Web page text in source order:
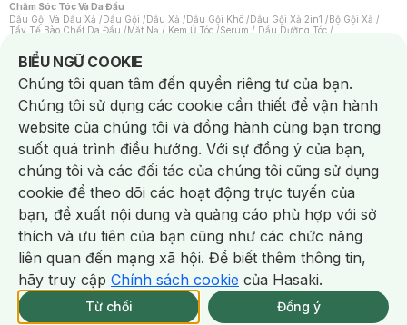
Giao Nhanh Miễn Phí 2H.
tại 337 Chi Nhánh (Trễ tặng 100K)
Chăm Sóc Tóc Và Da Đầu
Dầu Gội Và Dầu Xả /Dầu Gội /Dầu Xả /Dầu Gội Khô /Dầu Gội Xả 2in1 /Bộ Gội Xả /
Tẩy Tế Bào Chết Da Đầu /Mặt Nạ / Kem Ủ Tóc /Serum / Dầu Dưỡng Tóc /
Máy Sấy Tóc
Lược
Kem Tẩy Lông/Dụng Cụ Tẩy Lông
Nước Hoa
Nước Hoa Nam Nước Hoa Cao Cấp Xịt Thơm Toàn Thân
Nước Hoa Vùng Kín
Chăm Sóc Cá Nhân
Chống Muỗi
Khẩu Trang Máy Massage Mặt Nạ Xông Hơi/Nước Rửa Tay
Sản Phẩm Chăm Sóc Khác/ Bàn Chải Đánh Răng /Bàn Chải Điện/
Hỗ Trợ Trắng Răng / Kem Đánh Răng Máy Tăm Nước Nước Súc Miệng
Tăm / Chỉ Nha Khoa /Xịt Thơm Miệng / Dung Dịch Vệ Sinh/Dưỡng Vùng Kín/
Khăn Ướt Vệ Sinh Vùng Kín
/Băng Vệ Sinh Tampon Bọt Cạo Râu Dao Cạo Râu/
Máy Cạo Râu
Vấn Đề Về Da
Da Dầu / Lỗ Chân Lông To
Da Khô / Mất Nước /Da Lão Hóa / Da Mụn/
Da Nhạy Cảm / Kích Ứng/Da Xỉn Màu/Thâm / Nám / Tàn Nhang/
Quầng Thâm & Bọng Mắt/ Sẹo
Viêm Da Cơ Địa
Dụng Cụ / Phụ Kiện Chăm Sóc Da
/Khăn Lau Mặt Khô Dụng Cụ / Máy Rửa Mặt/Máy Chăm Sóc Da
Dụng Cụ Chăm Sóc Khác
BIỂU NGỮ COOKIE
Notice about cookies usage
Chúng tôi quan tâm đến quyền riêng tư của bạn.
Chúng tôi sử dụng các cookie cần thiết để vận hành
website của chúng tôi và đồng hành cùng bạn trong
suốt quá trình điều hướng. Với sự đồng ý của bạn,
chúng tôi và các đối tác của chúng tôi cũng sử dụng
cookie để theo dõi các hoạt động trực tuyến của
bạn, đề xuất nội dung và quảng cáo phù hợp với sở
thích và ưu tiên của bạn cũng như các chức năng
liên quan đến mạng xã hội. Để biết thêm thông tin,
hãy truy cập Chính sách cookie của Hasaki.
Từ chối Đồng ý